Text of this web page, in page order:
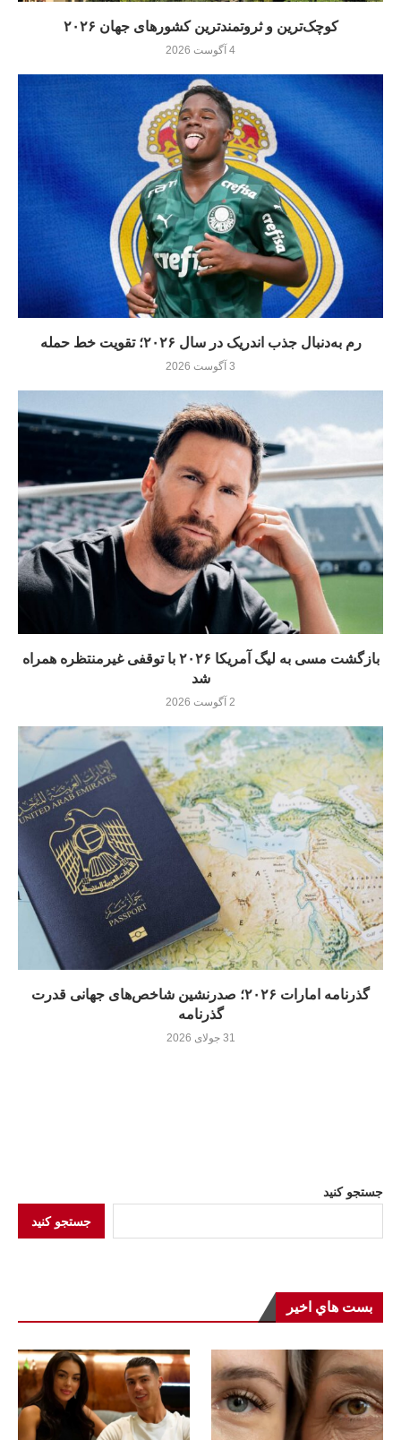
کوچک‌ترین و ثروتمندترین کشورهای جهان ۲۰۲۶
4 آگوست 2026
رم به‌دنبال جذب اندریک در سال ۲۰۲۶؛ تقویت خط حمله
3 آگوست 2026
بازگشت مسی به لیگ آمریکا ۲۰۲۶ با توقفی غیرمنتظره همراه
شد
2 آگوست 2026
گذرنامه امارات ۲۰۲۶؛ صدرنشین شاخص‌های جهانی قدرت
گذرنامه
31 جولای 2026
جستجو کنید
جستجو کنید
بست هاي اخير